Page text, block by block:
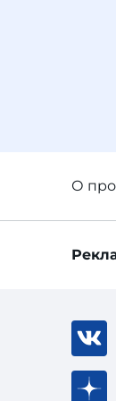
О